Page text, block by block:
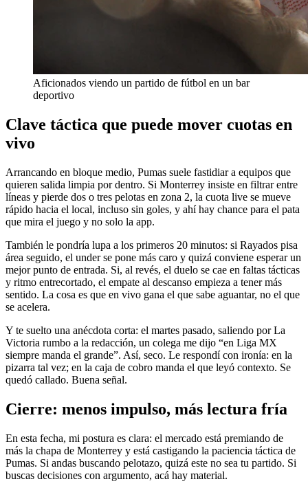
Aficionados viendo un partido de fútbol en un bar
deportivo
Clave táctica que puede mover cuotas en
vivo
Arrancando en bloque medio, Pumas suele fastidiar a equipos que
quieren salida limpia por dentro. Si Monterrey insiste en filtrar entre
líneas y pierde dos o tres pelotas en zona 2, la cuota live se mueve
rápido hacia el local, incluso sin goles, y ahí hay chance para el pata
que mira el juego y no solo la app.
También le pondría lupa a los primeros 20 minutos: si Rayados pisa
área seguido, el under se pone más caro y quizá conviene esperar un
mejor punto de entrada. Si, al revés, el duelo se cae en faltas tácticas
y ritmo entrecortado, el empate al descanso empieza a tener más
sentido. La cosa es que en vivo gana el que sabe aguantar, no el que
se acelera.
Y te suelto una anécdota corta: el martes pasado, saliendo por La
Victoria rumbo a la redacción, un colega me dijo “en Liga MX
siempre manda el grande”. Así, seco. Le respondí con ironía: en la
pizarra tal vez; en la caja de cobro manda el que leyó contexto. Se
quedó callado. Buena señal.
Cierre: menos impulso, más lectura fría
En esta fecha, mi postura es clara: el mercado está premiando de
más la chapa de Monterrey y está castigando la paciencia táctica de
Pumas. Si andas buscando pelotazo, quizá este no sea tu partido. Si
buscas decisiones con argumento, acá hay material.